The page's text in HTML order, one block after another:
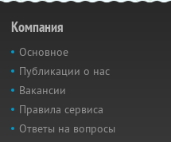
Компания
Основное
Публикации о нас
Вакансии
Правила сервиса
Ответы на вопросы